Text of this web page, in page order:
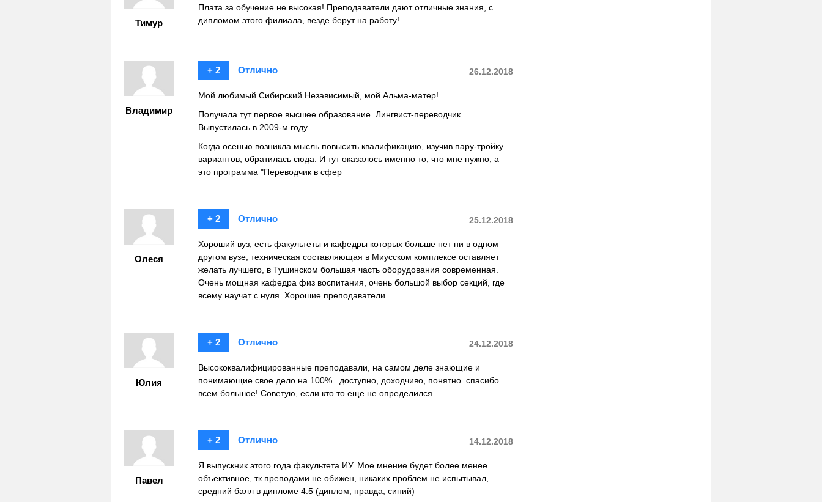
Тимур
Плата за обучение не высокая! Преподаватели дают отличные знания, с
дипломом этого филиала, везде берут на работу!
Владимир
+ 2 Отлично 26.12.2018
Мой любимый Сибирский Независимый, мой Альма-матер!
Получала тут первое высшее образование. Лингвист-переводчик.
Выпустилась в 2009-м году.
Когда осенью возникла мысль повысить квалификацию, изучив пару-тройку
вариантов, обратилась сюда. И тут оказалось именно то, что мне нужно, а
это программа "Переводчик в сфер
Олеся
+ 2 Отлично 25.12.2018
Хороший вуз, есть факультеты и кафедры которых больше нет ни в одном
другом вузе, техническая составляющая в Миусском комплексе оставляет
желать лучшего, в Тушинском большая часть оборудования современная.
Очень мощная кафедра физ воспитания, очень большой выбор секций, где
всему научат с нуля. Хорошие преподаватели
Юлия
+ 2 Отлично 24.12.2018
Высококвалифицированные преподавали, на самом деле знающие и
понимающие свое дело на 100% . доступно, доходчиво, понятно. спасибо
всем большое! Советую, если кто то еще не определился.
Павел
+ 2 Отлично 14.12.2018
Я выпускник этого года факультета ИУ. Мое мнение будет более менее
объективное, тк преподами не обижен, никаких проблем не испытывал,
средний балл в дипломе 4.5 (диплом, правда, синий)